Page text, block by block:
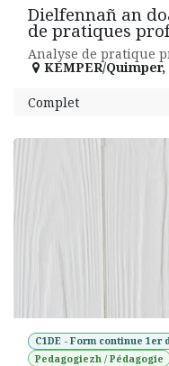
Dielfennañ an
de pratiques
Analyse de pratique
KEMPER/Quimper,
Complet
C1DE - Form continue 1er
Pedagogiezh / Pédagogie